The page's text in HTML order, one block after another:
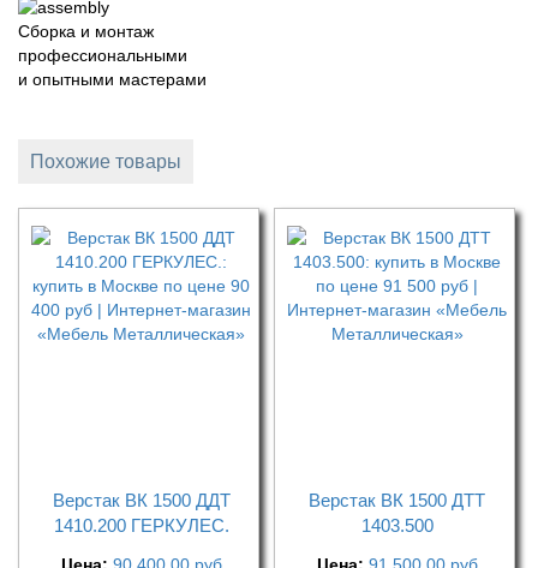
Сборка и монтаж
профессиональными
и опытными мастерами
Похожие товары
Верстак ВК 1500 ДДТ
1410.200 ГЕРКУЛЕС.
Верстак ВК 1500 ДТТ
1403.500